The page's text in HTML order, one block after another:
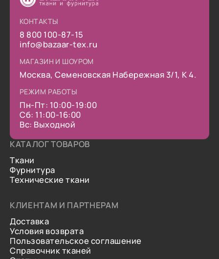
КОНТАКТЫ
8 800 100-87-15
info@bazaar-tex.ru
МАГАЗИН И ШОУРОМ
Москва, Семеновская Набережная 3/1, К 4.
РЕЖИМ РАБОТЫ
Пн-Пт: 10:00-19:00
Сб: 11:00-16:00
Вс: Выходной
КАТАЛОГ ТОВАРОВ
Ткани
Фурнитура
Технические ткани
КЛИЕНТАМ И ПАРТНЕРАМ
Доставка
Условия возврата
Пользовательское соглашение
Справочник тканей